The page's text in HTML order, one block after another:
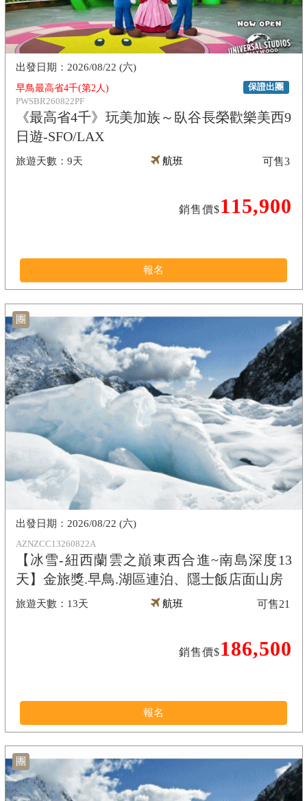
早鳥最高省4千(第2人)
PWSBR260822PF
《最高省4千》玩美加族～臥谷長榮歡樂美西9
日遊-SFO/LAX
保證出團
9天
2026/08/22 (六)
航班
銷售價$115,900
可售3
報名
團
AZNZCC13260822A
【冰雪-紐西蘭雲之巔東西合進~南島深度13
天】金旅獎.早鳥.湖區連泊、隱士飯店面山房
13天
2026/08/22 (六)
航班
銷售價$186,500
可售21
報名
團